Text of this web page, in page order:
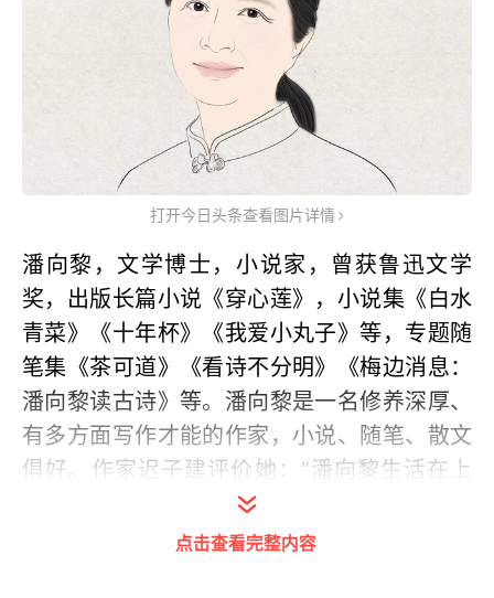
打开今日头条查看图片详情
潘向黎，文学博士，小说家，曾获鲁迅文学
奖，出版长篇小说《穿心莲》，小说集《白水
青菜》《十年杯》《我爱小丸子》等，专题随
笔集《茶可道》《看诗不分明》《梅边消息：
潘向黎读古诗》等。潘向黎是一名修养深厚、
有多方面写作才能的作家，小说、随笔、散文
俱好。作家迟子建评价她：“潘向黎生活在上
海，她像一株含着露珠的青草，淡淡的，闲闲
的，有一种清爽的妖娆，一如她的作品。”
点击查看完整内容